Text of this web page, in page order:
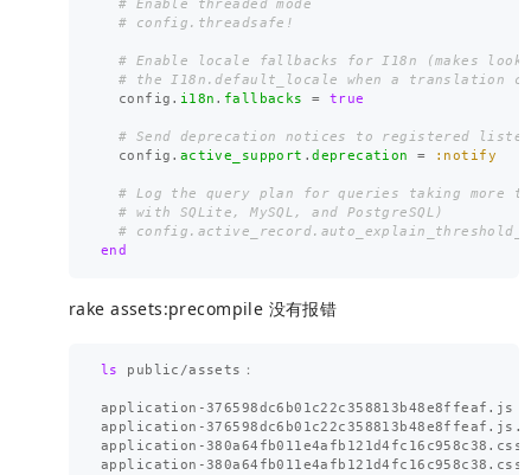
# Enable threaded mode
# config.threadsafe!
# Enable locale fallbacks for I18n (makes
# the I18n.default_locale when a translation
config . i18n . fallbacks = true
# Send deprecation notices to registered
config . active_support .deprecation = :notify
# Log the query plan for queries taking more
# with SQLite, MySQL, and PostgreSQL)
#
end
rake assets:precompile 没有报错
ls public/assets：
application-376598dc6b01c22c358813b48e8ffeaf.js
application-
application-380a64fb011e4afb121d4fc16c958c38.css
application-